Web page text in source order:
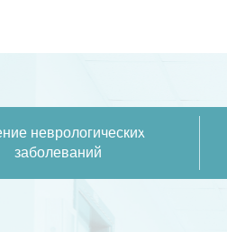
неврологических
заболеваний